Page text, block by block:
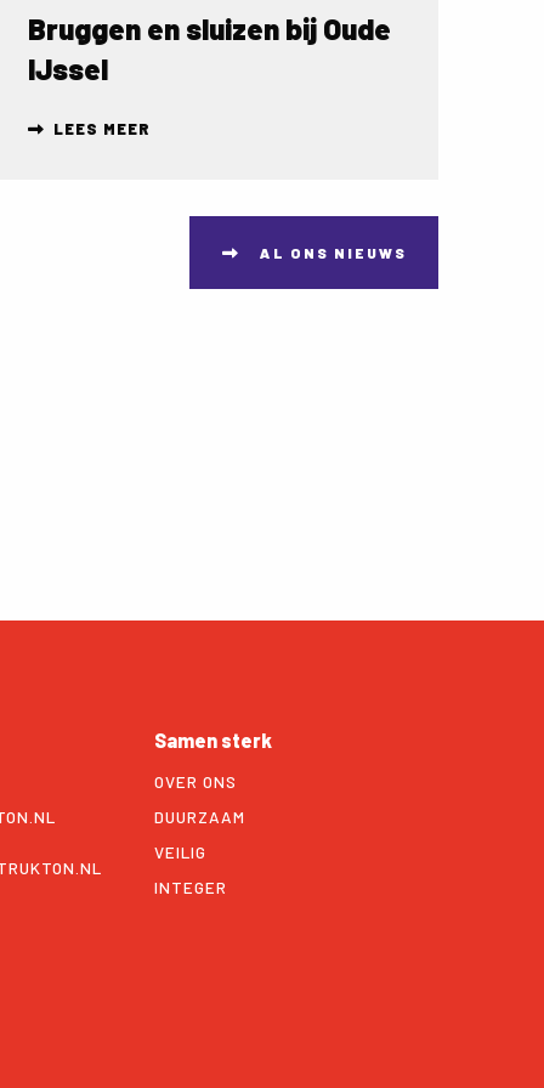
Bruggen en sluizen bij Oude
IJssel
LEES MEER
AL ONS NIEUWS
Samen sterk
OVER ONS
DUURZAAM
VEILIG
INTEGER